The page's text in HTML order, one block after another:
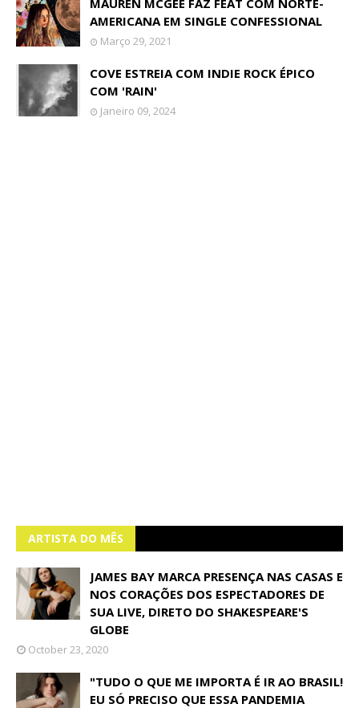
MAUREN MCGEE FAZ FEAT COM NORTE-
AMERICANA EM SINGLE CONFESSIONAL
Março 29, 2021
COVE ESTREIA COM INDIE ROCK ÉPICO
COM 'RAIN'
Janeiro 09, 2024
ARTISTA DO MÊS
JAMES BAY MARCA PRESENÇA NAS CASAS E
NOS CORAÇÕES DOS ESPECTADORES DE
SUA LIVE, DIRETO DO SHAKESPEARE'S
GLOBE
October 23, 2020
"TUDO O QUE ME IMPORTA É IR AO BRASIL!
EU SÓ PRECISO QUE ESSA PANDEMIA